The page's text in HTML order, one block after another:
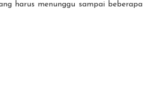
harus menunggu sampai beberapa